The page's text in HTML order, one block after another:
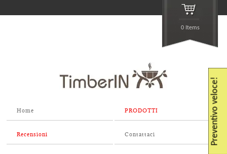
0 Items
Home PRODOTTI
Recensioni Contattaci Preventivo veloce!